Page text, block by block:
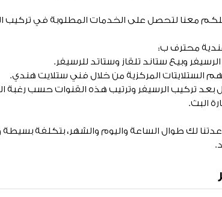
وننتظر تواصلكم معنا لتحصل على الخدمات المطلوبة في
محترف ب:
وبيع ستاند تلقاز وستاتد للرسيفر.
الستلايتات المركزية من خلال فني ستلايت هندي.
بعد تركيب الرسيفر وترتيب هذه القنوات حسب رغبة
البث.
لك طوال الساعة واليوم والشهر، بتكلفة